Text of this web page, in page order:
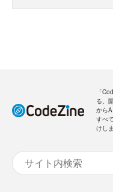
「
る、
から
すべ
けし